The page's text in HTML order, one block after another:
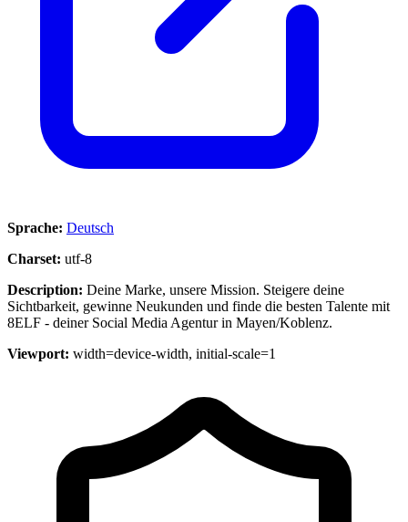
Sprache: Deutsch
Charset: utf-8
Description: Deine Marke, unsere Mission. Steigere deine
Sichtbarkeit, gewinne Neukunden und finde die besten Talente mit
8ELF - deiner Social Media Agentur in Mayen/Koblenz.
Viewport: width=device-width, initial-scale=1